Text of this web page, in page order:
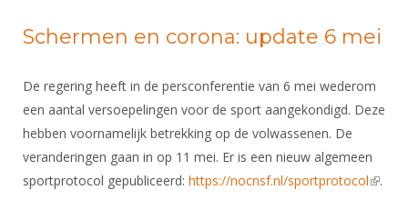
Schermen en corona: update 6 mei
De regering heeft in de persconferentie van 6 mei wederom
een aantal versoepelingen voor de sport aangekondigd. Deze
hebben voornamelijk betrekking op de volwassenen. De
veranderingen gaan in op 11 mei. Er is een nieuw algemeen
sportprotocol gepubliceerd: https://nocnsf.nl/sportprotocol(link is
.